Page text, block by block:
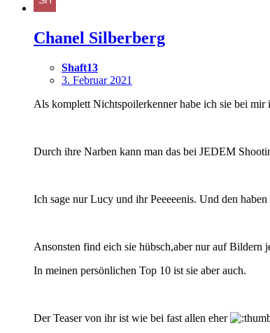
Chanel Silberberg
Shaft13
3. Februar 2021
Als komplett Nichtspoilerkenner habe ich sie bei
Durch ihre Narben kann man das bei JEDEM
Ich sage nur Lucy und ihr Peeeeenis. Und den
Ansonsten find eich sie hübsch,aber nur auf Bildern
In meinen persönlichen Top 10 ist sie aber auch.
Der Teaser von ihr ist wie bei fast allen eher